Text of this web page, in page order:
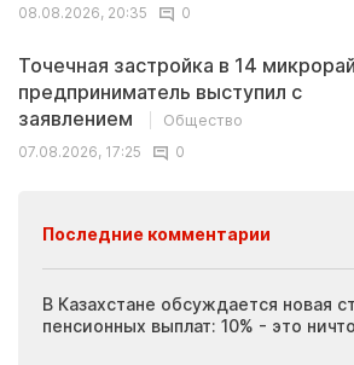
08.08.2026, 20:35
0
Точечная застройка в 14
предприниматель выступил с
заявлением
Общество
07.08.2026, 17:25
0
Последние комментарии
В Казахстане обсуждается новая
пенсионных выплат: 10% - это